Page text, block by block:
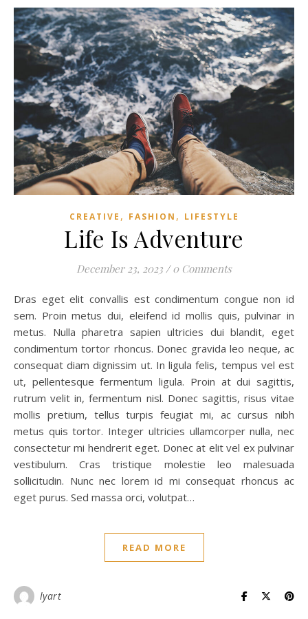
CREATIVE , FASHION , LIFESTYLE
Life Is Adventure
December 23, 2023 / 0 Comments
Dras eget elit convallis est condimentum congue non id
sem. Proin metus dui, eleifend id mollis quis, pulvinar in
metus. Nulla pharetra sapien ultricies dui blandit, eget
condimentum tortor rhoncus. Donec gravida leo neque, ac
consequat diam dignissim ut. In ligula felis, tempus vel est
ut, pellentesque fermentum ligula. Proin at dui sagittis,
rutrum velit in, fermentum nisl. Donec sagittis, risus vitae
mollis pretium, tellus turpis feugiat mi, ac cursus nibh
metus quis tortor. Integer ultricies ullamcorper nulla, nec
consectetur mi hendrerit eget. Donec at elit vel ex pulvinar
vestibulum. Cras tristique molestie leo malesuada
sollicitudin. Nunc nec lorem id mi consequat rhoncus ac
eget purus. Sed massa orci, volutpat…
READ MORE
lyart